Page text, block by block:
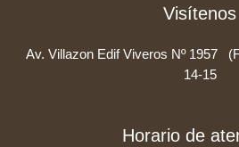
Visítenos
Av. Villazon Edif Viveros Nº 1957
14-15
Horario de